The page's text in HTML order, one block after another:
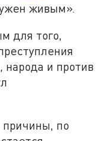
живым».
для того,
народа и против
причины, по